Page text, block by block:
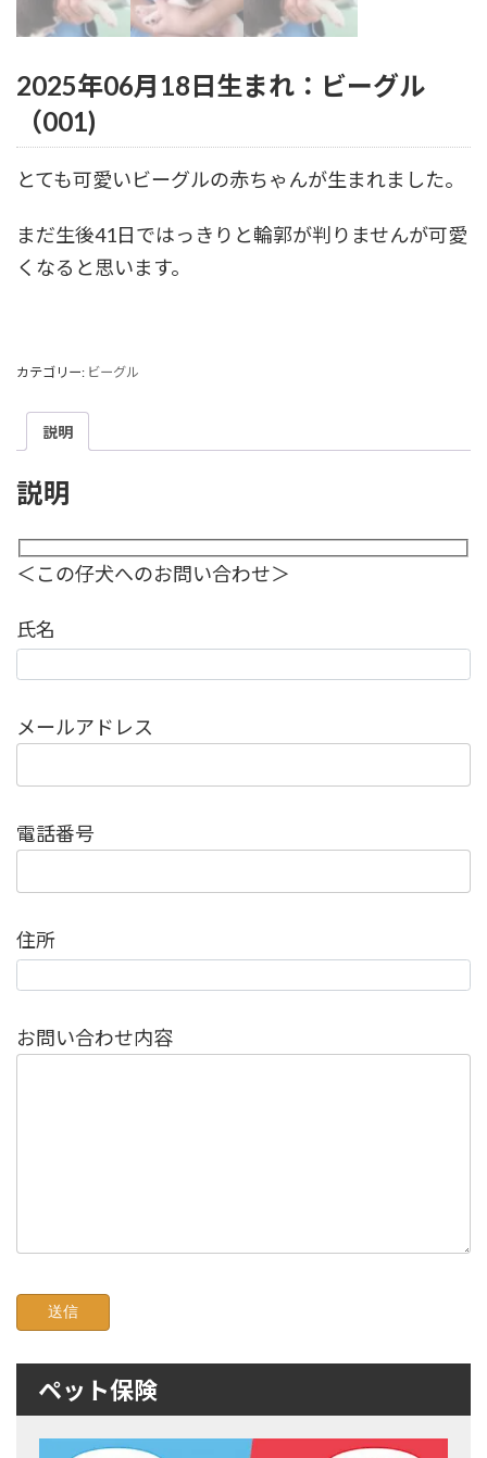
2025年06月18日生まれ：ビーグル
（001)
とても可愛いビーグルの赤ちゃんが生まれました。
まだ生後41日ではっきりと輪郭が判りませんが可愛
くなると思います。
カテゴリー: ビーグル
説明
説明
＜この仔犬へのお問い合わせ＞
氏名
メールアドレス
電話番号
住所
お問い合わせ内容
ペット保険